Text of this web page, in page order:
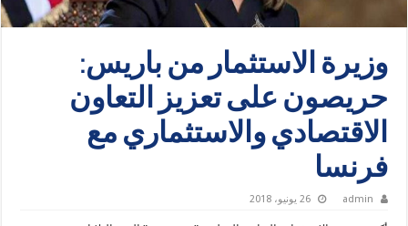
وزيرة الاستثمار من باريس:
حريصون على تعزيز التعاون
الاقتصادي والاستثماري مع
فرنسا
admin 26 يونيو، 2018